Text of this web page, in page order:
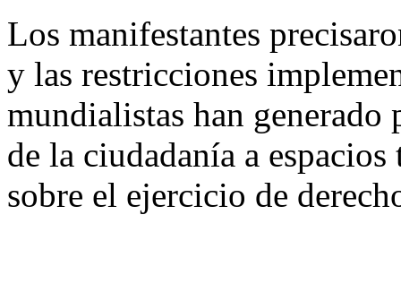
Los manifestantes
y las restricciones
mundialistas han generado
de la ciudadanía a
sobre el ejercicio de